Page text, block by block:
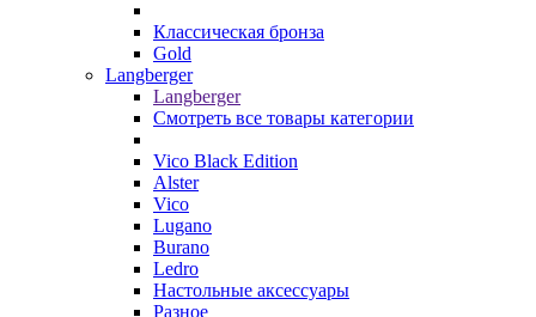
Классическая бронза
Gold
Langberger
Langberger
Смотреть все товары категории
Vico Black Edition
Alster
Vico
Lugano
Burano
Ledro
Настольные аксессуары
Разное